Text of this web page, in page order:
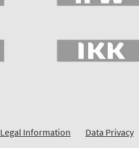
Legal Information Data Privacy